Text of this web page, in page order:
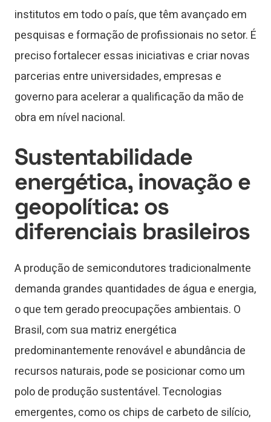
institutos em todo o país, que têm avançado em
pesquisas e formação de profissionais no setor. É
preciso fortalecer essas iniciativas e criar novas
parcerias entre universidades, empresas e
governo para acelerar a qualificação da mão de
obra em nível nacional.
Sustentabilidade
energética, inovação e
geopolítica: os
diferenciais brasileiros
A produção de semicondutores tradicionalmente
demanda grandes quantidades de água e energia,
o que tem gerado preocupações ambientais. O
Brasil, com sua matriz energética
predominantemente renovável e abundância de
recursos naturais, pode se posicionar como um
polo de produção sustentável. Tecnologias
emergentes, como os chips de carbeto de silício,